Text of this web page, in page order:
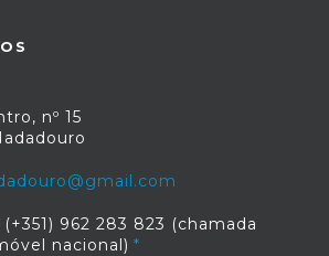
nº 15
962 283 823 (chamada
nacional)